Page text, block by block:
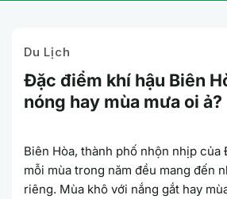
Du Lịch
Đặc điểm khí hậu Biên
nóng hay mùa mưa oi ả?
Biên Hòa, thành phố nhộn nhịp của
mỗi mùa trong năm đều mang đến
riêng. Mùa khô với nắng gắt hay